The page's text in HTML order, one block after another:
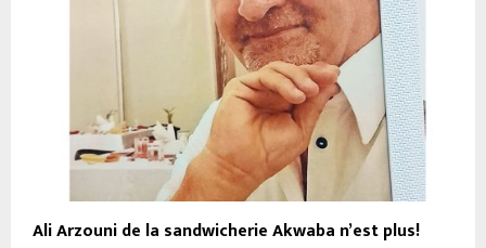
Ali Arzouni de la sandwicherie Akwaba n’est plus!